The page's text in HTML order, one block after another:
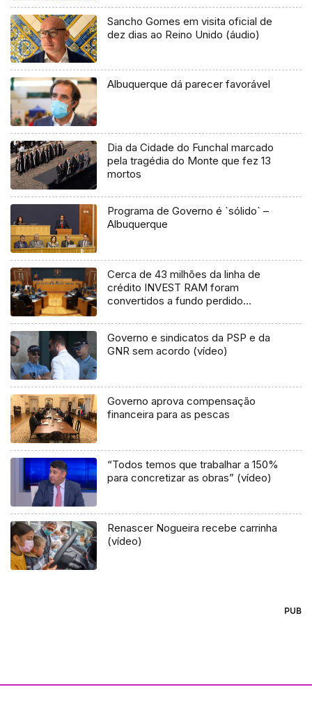
Sancho Gomes em visita oficial de
dez dias ao Reino Unido (áudio)
Albuquerque dá parecer favorável
Dia da Cidade do Funchal marcado
pela tragédia do Monte que fez 13
mortos
Programa de Governo é `sólido` –
Albuquerque
Cerca de 43 milhões da linha de
crédito INVEST RAM foram
convertidos a fundo perdido
Governo e sindicatos da PSP e da
GNR sem acordo (vídeo)
Governo aprova compensação
financeira para as pescas
“Todos temos que trabalhar a 150%
para concretizar as obras” (vídeo)
Renascer Nogueira recebe carrinha
(vídeo)
PUB